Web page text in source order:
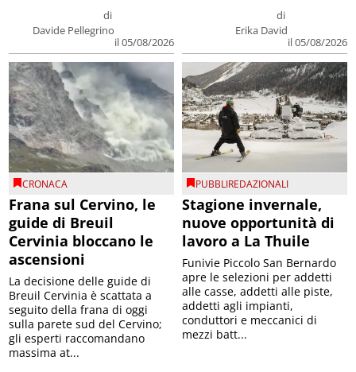
di
Davide Pellegrino
il 05/08/2026
di
Erika David
il 05/08/2026
CRONACA
Frana sul Cervino, le
guide di Breuil
Cervinia bloccano le
ascensioni
La decisione delle guide di
Breuil Cervinia è scattata a
seguito della frana di oggi
sulla parete sud del Cervino;
gli esperti raccomandano
massima at...
PUBBLIREDAZIONALI
Stagione invernale,
nuove opportunità di
lavoro a La Thuile
Funivie Piccolo San Bernardo
apre le selezioni per addetti
alle casse, addetti alle piste,
addetti agli impianti,
conduttori e meccanici di
mezzi batt...